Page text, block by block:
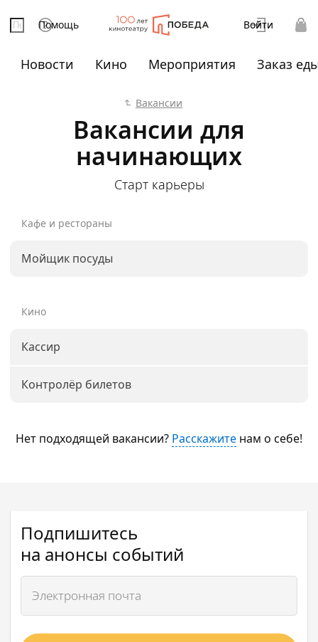
Помощь Войти
Новости Кино Мероприятия Заказ
Вакансии
Вакансии для
начинающих
Старт карьеры
Кафе и рестораны
Мойщик посуды
Кино
Кассир
Контролёр билетов
Нет подходящей вакансии? Расскажите нам о себе!
Подпишитесь
на анонсы событий